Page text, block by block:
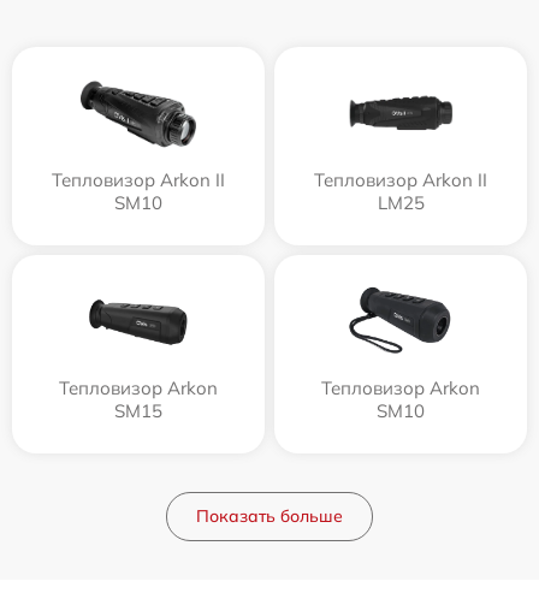
Тепловизор Arkon II
SM10
Тепловизор Arkon II
LM25
Тепловизор Arkon
SM15
Тепловизор Arkon
SM10
Показать больше